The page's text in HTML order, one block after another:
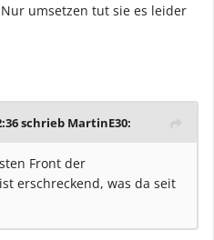
umsetzen tut sie es leider
schrieb MartinE30:
Front der
erschreckend, was da seit